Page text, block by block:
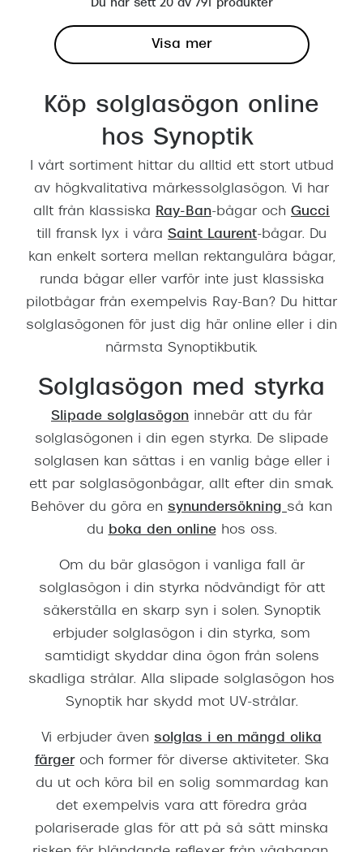
Du har sett 20 av 791 produkter
Visa mer
Köp solglasögon online
hos Synoptik
I vårt sortiment hittar du alltid ett stort utbud
av högkvalitativa märkessolglasögon. Vi har
allt från klassiska
Ray-Ban-bågar och Gucci
till fransk lyx i våra Saint Laurent-bågar. Du
kan enkelt sortera mellan rektangulära bågar,
runda bågar eller varför inte just klassiska
pilotbågar från exempelvis Ray-Ban? Du hittar
solglasögonen för just dig här online eller i din
närmsta Synoptikbutik.
Solglasögon med styrka
Slipade solglasögon innebär att du får
solglasögonen i din egen styrka. De slipade
solglasen kan sättas i en vanlig båge eller i
ett par solglasögonbågar, allt efter din smak.
Behöver du göra en synundersökning så kan
du
boka den onlinehos oss.
Om du bär glasögon i vanliga fall är
solglasögon i din styrka nödvändigt för att
säkerställa en skarp syn i solen. Synoptik
erbjuder solglasögon i din styrka, som
samtidigt skyddar dina ögon från solens
skadliga strålar. Alla slipade solglasögon hos
Synoptik har skydd mot UV-strålar.
Vi erbjuder även solglas i en mängd olika
färgeroch former för diverse aktiviteter. Ska
du ut och köra bil en solig sommardag kan
det exempelvis vara att föredra gråa
polariserade glas för att på så sätt minska